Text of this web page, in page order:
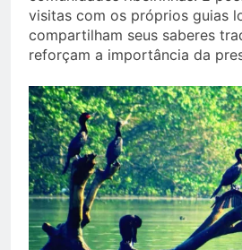
visitas com os próprios guias
compartilham seus saberes
reforçam a importância da